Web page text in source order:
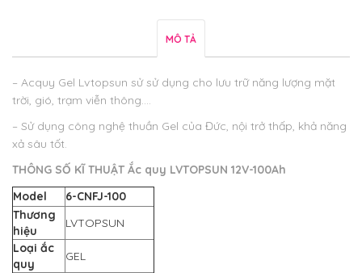
MÔ TẢ
– Acquy Gel Lvtopsun sử sử dụng cho lưu trữ năng lượng mặt
trời, gió, trạm viễn thông….
– Sử dụng công nghệ thuần Gel của Đức, nội trở thấp, khả năng
xả sâu tốt.
THÔNG SỐ KĨ THUẬT Ắc quy LVTOPSUN 12V-100Ah
Model
6-CNFJ-100
Thương
hiệu
LVTOPSUN
Loại ắc
quy
GEL